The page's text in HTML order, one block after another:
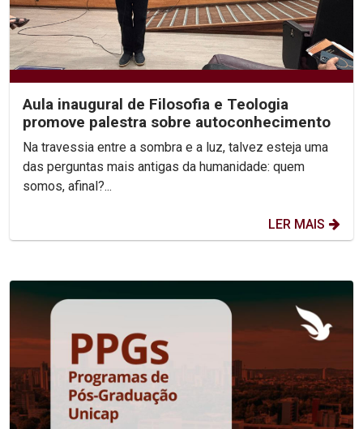
Aula inaugural de Filosofia e Teologia
promove palestra sobre autoconhecimento
Na travessia entre a sombra e a luz, talvez esteja uma
das perguntas mais antigas da humanidade: quem
somos, afinal?...
LER MAIS